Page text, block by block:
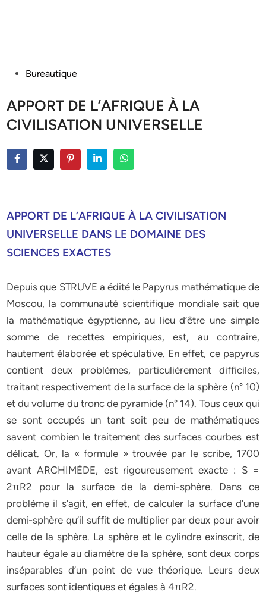
PostedBureautique
APPORT DE L’AFRIQUE À LA
CIVILISATION UNIVERSELLE
APPORT DE L’AFRIQUE À LA CIVILISATION
UNIVERSELLE DANS LE DOMAINE DES
SCIENCES EXACTES
Depuis que STRUVE a édité le Papyrus mathématique de
Moscou, la communauté scientifique mondiale sait que
la mathématique égyptienne, au lieu d’être une simple
somme de recettes empiriques, est, au contraire,
hautement élaborée et spéculative. En effet, ce papyrus
contient deux problèmes, particulièrement difficiles,
traitant respectivement de la surface de la sphère (n° 10)
et du volume du tronc de pyramide (n° 14). Tous ceux qui
se sont occupés un tant soit peu de mathématiques
savent combien le traitement des surfaces courbes est
délicat. Or, la « formule » trouvée par le scribe, 1700
avant ARCHIMÈDE, est rigoureusement exacte : S =
2πR2 pour la surface de la demi-sphère. Dans ce
problème il s’agit, en effet, de calculer la surface d’une
demi-sphère qu’il suffit de multiplier par deux pour avoir
celle de la sphère. La sphère et le cylindre exinscrit, de
hauteur égale au diamètre de la sphère, sont deux corps
inséparables d’un point de vue théorique. Leurs deux
surfaces sont identiques et égales à 4πR2.